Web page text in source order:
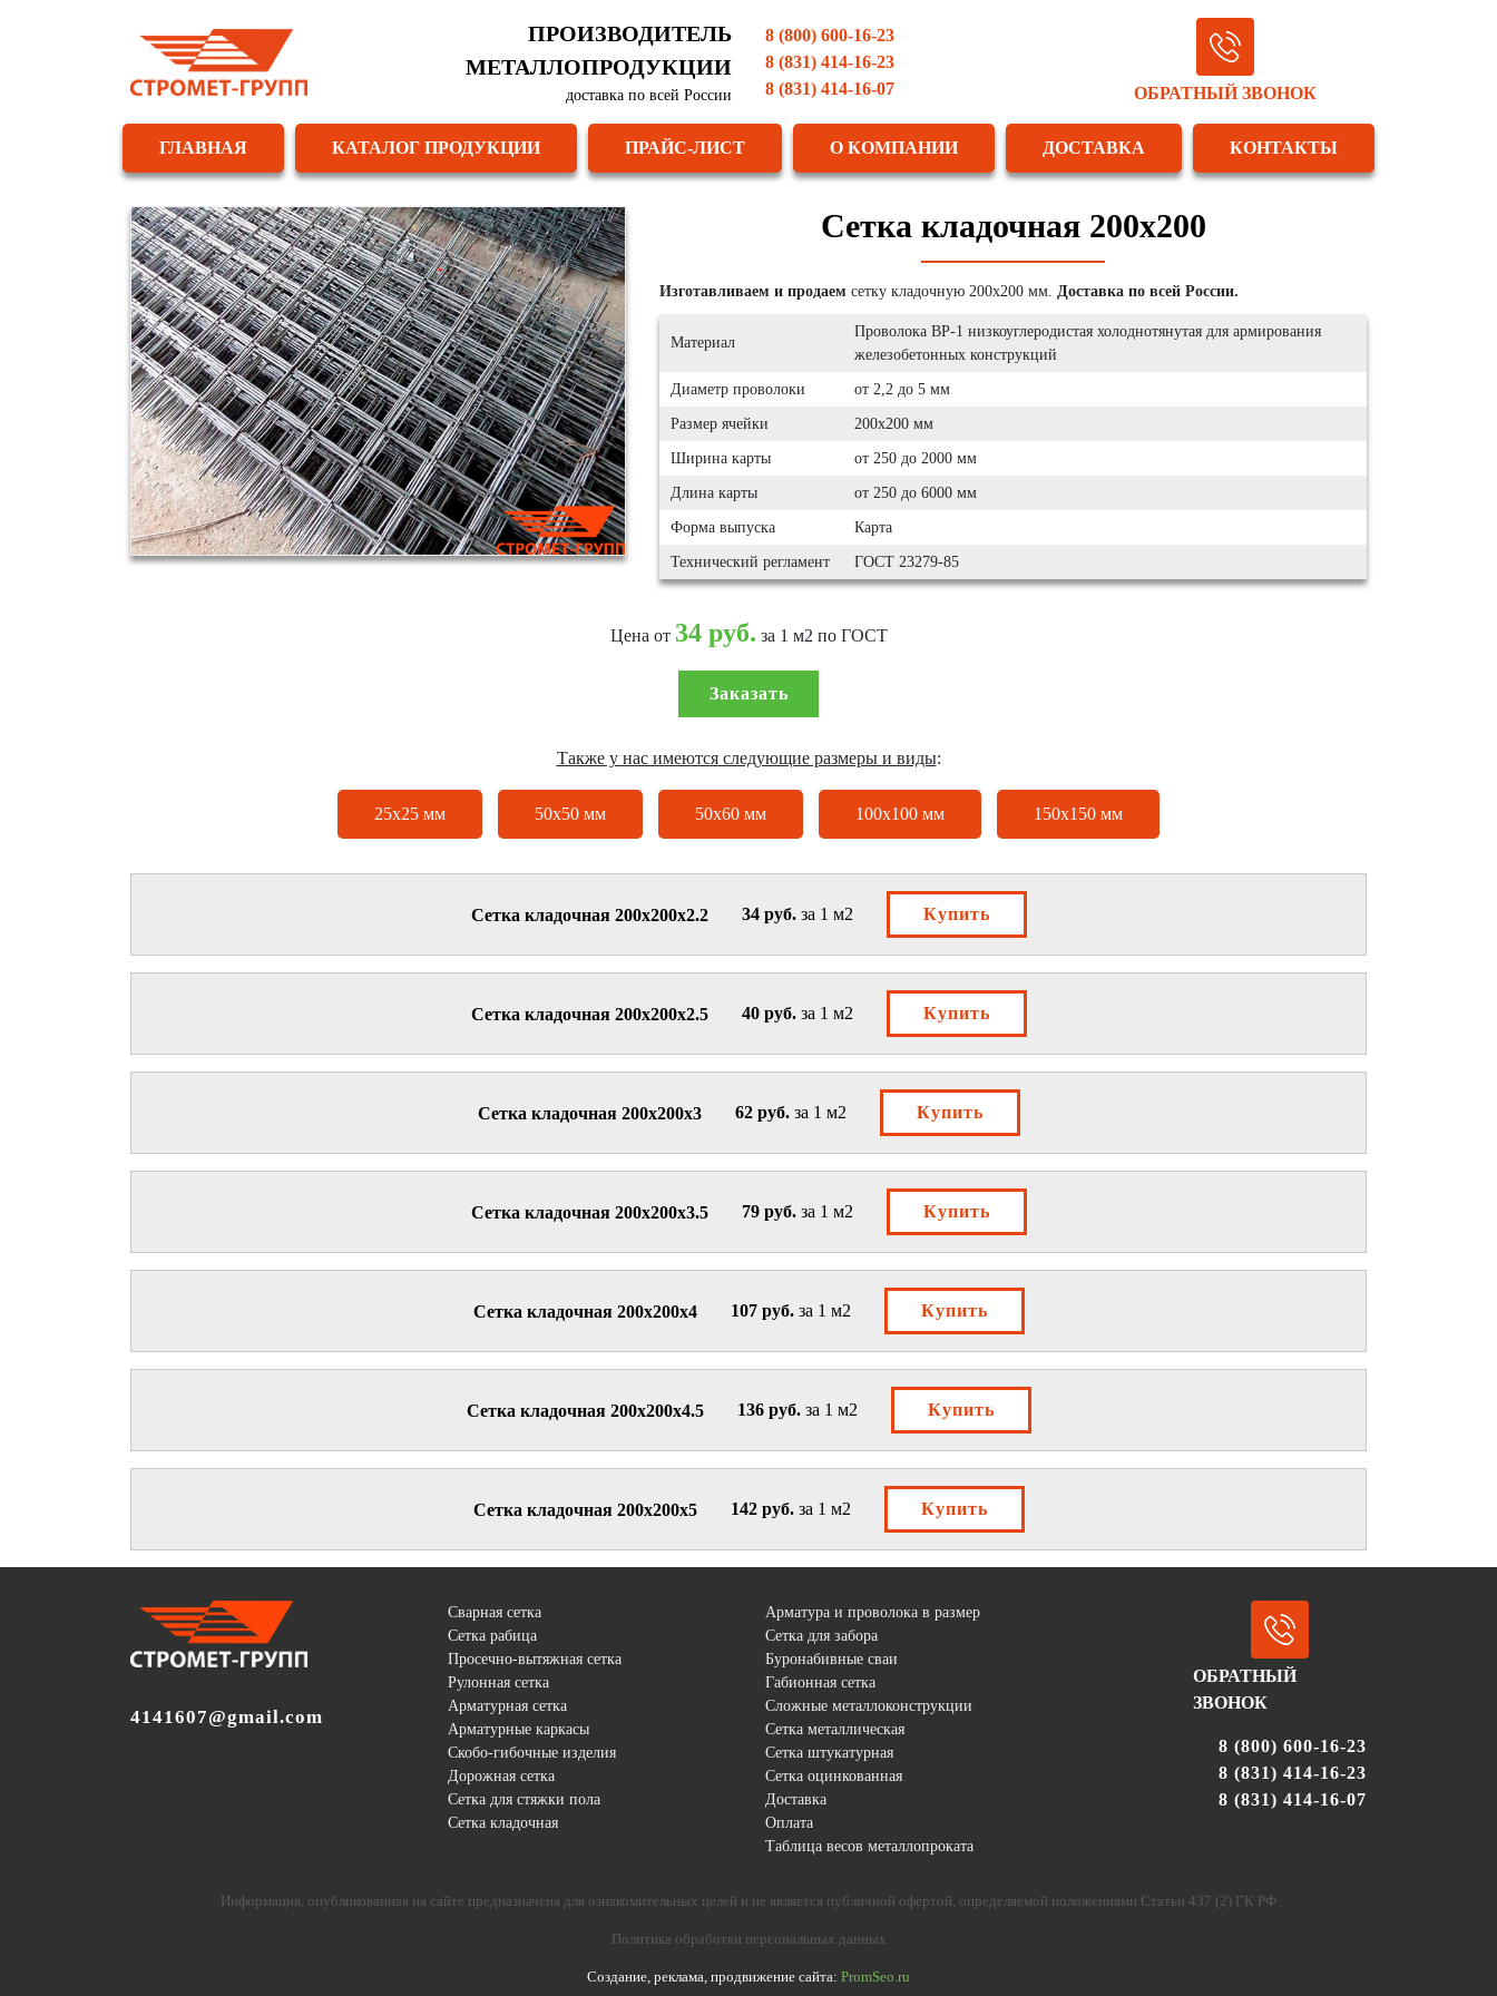
ПРОИЗВОДИТЕЛЬ
МЕТАЛЛОПРОДУКЦИИ
доставка по всей России
8 (800) 600-16-23
8 (831) 414-16-23
8 (831) 414-16-07
ОБРАТНЫЙ ЗВОНОК
ГЛАВНАЯ КАТАЛОГ ПРОДУКЦИИ ПРАЙС-ЛИСТ О КОМПАНИИ ДОСТАВКА КОНТАКТЫ
Сетка кладочная 200x200
Изготавливаем и продаем сетку кладочную 200х200 мм. Доставка по всей России.
Материал
Проволока ВР-1 низкоуглеродистая холоднотянутая для армирования
железобетонных конструкций
Диаметр проволоки от 2,2 до 5 мм
Размер ячейки 200х200 мм
Ширина карты от 250 до 2000 мм
Длина карты от 250 до 6000 мм
Форма выпуска Карта
Технический регламент ГОСТ 23279-85
Цена от 34 руб. за 1 м2 по ГОСТ
Заказать
Также у нас имеются следующие размеры и виды:
25х25 мм 50х50 мм 50х60 мм 100х100 мм 150х150 мм
Сетка кладочная 200х200х2.2 34 руб.за 1 м2 Купить
Сетка кладочная 200х200х2.5 40 руб.за 1 м2 Купить
Сетка кладочная 200х200х3 62 руб.за 1 м2 Купить
Сетка кладочная 200х200х3.5 79 руб.за 1 м2 Купить
Сетка кладочная 200х200х4 107 руб.за 1 м2 Купить
Сетка кладочная 200х200х4.5 136 руб.за 1 м2 Купить
Сетка кладочная 200х200х5 142 руб.за 1 м2 Купить
4141607@gmail.com
Сварная сетка
Сетка рабица
Просечно-вытяжная сетка
Рулонная сетка
Арматурная сетка
Арматурные каркасы
Скобо-гибочные изделия
Дорожная сетка
Сетка для стяжки пола
Сетка кладочная
Арматура и проволока в размер
Сетка для забора
Буронабивные сваи
Габионная сетка
Сложные металлоконструкции
Сетка металлическая
Сетка штукатурная
Сетка оцинкованная
Доставка
Оплата
Таблица весов металлопроката
ОБРАТНЫЙ
ЗВОНОК
8 (800) 600-16-23
8 (831) 414-16-23
8 (831) 414-16-07
Информация, опубликованная на сайте предназначена для ознакомительных целей и не является публичной офертой, определяемой положениями Статьи 437 (2) ГК РФ
Политика обработки персональных данных
Создание, реклама, продвижение сайта: PromSeo.ru